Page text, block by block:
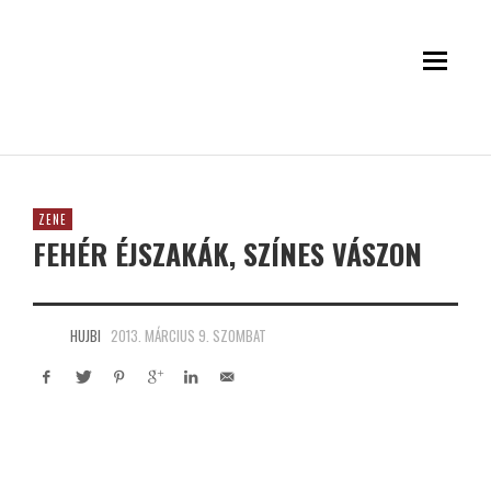
ZENE
FEHÉR ÉJSZAKÁK, SZÍNES VÁSZON
HUJBI 2013. MÁRCIUS 9. SZOMBAT